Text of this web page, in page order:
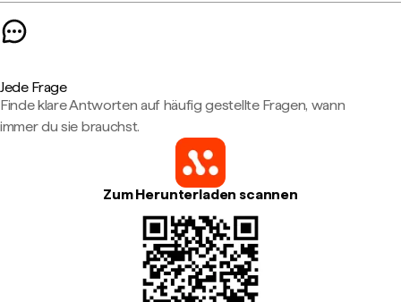
Jede Frage
Finde klare Antworten auf häufig gestellte Fragen, wann
immer du sie brauchst.
Zum Herunterladen scannen